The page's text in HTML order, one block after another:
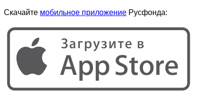
Скачайте мобильное приложение Русфонда: